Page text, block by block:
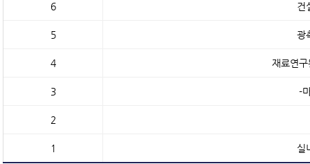
6 건
5 광
4 재료연
3 -
2
1 실